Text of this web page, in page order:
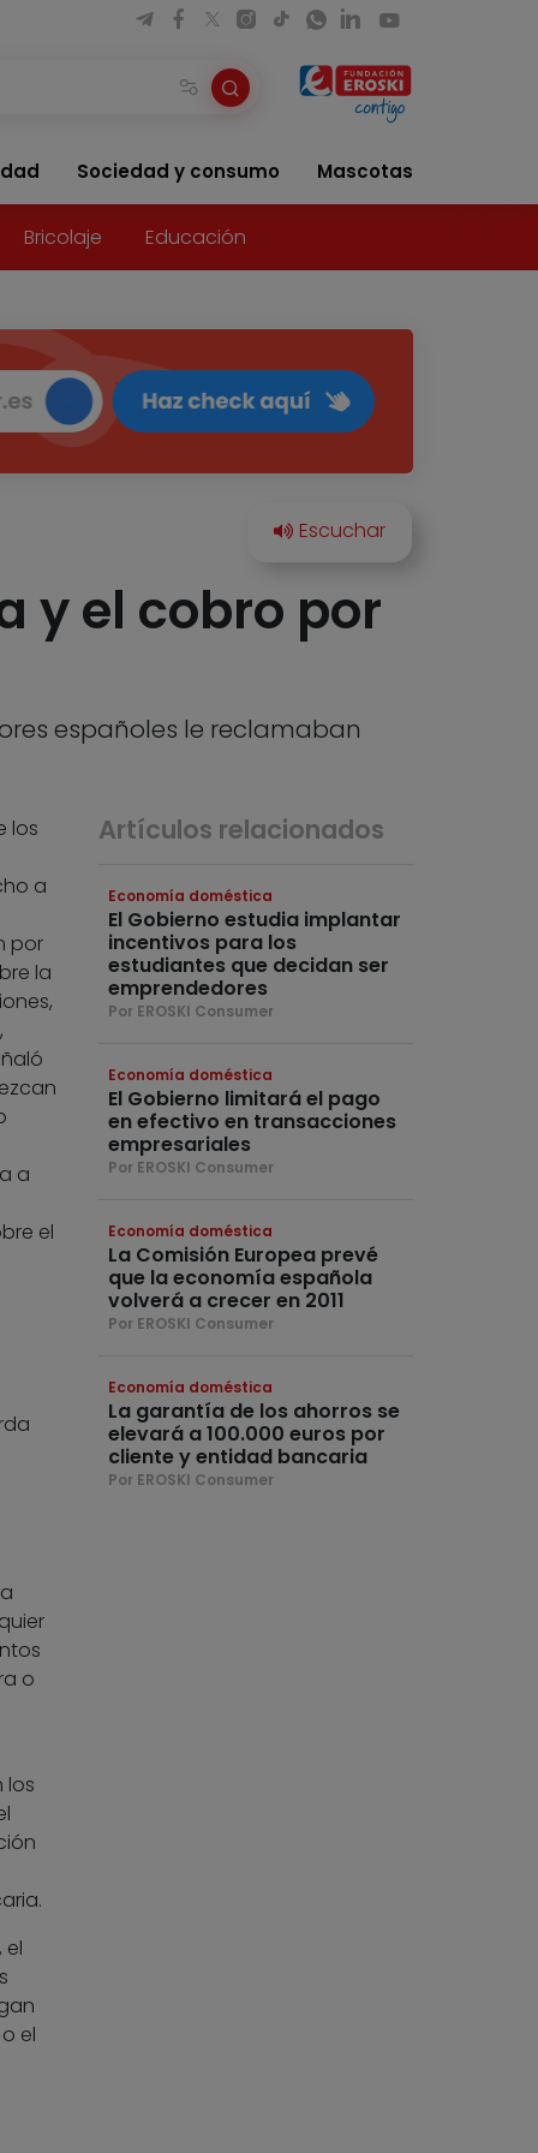
Sociedad y consumo Mascotas
Bricolaje Educación
y el cobro por
españoles le reclamaban
los
a
por
la
a
el
o
los
el
el
Artículos relacionados
Economía doméstica
El Gobierno estudia implantar
incentivos para los
estudiantes que decidan ser
emprendedores
Por EROSKI Consumer
Economía doméstica
El Gobierno limitará el pago
en efectivo en transacciones
empresariales
Por EROSKI Consumer
Economía doméstica
La Comisión Europea prevé
que la economía española
volverá a crecer en 2011
Por EROSKI Consumer
Economía doméstica
La garantía de los ahorros se
elevará a 100.000 euros por
cliente y entidad bancaria
Por EROSKI Consumer